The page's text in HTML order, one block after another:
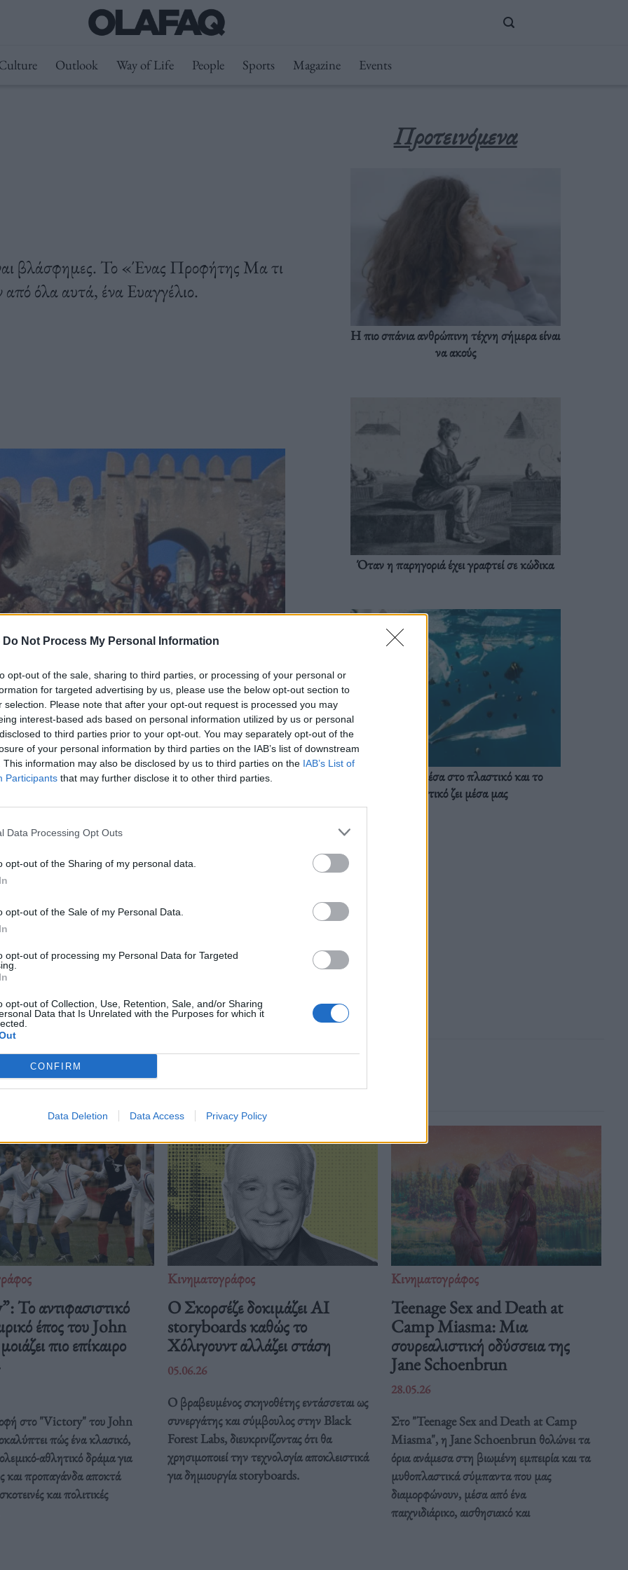
Do Not Process My Personal Information
opt-out of the sale, sharing to third parties, or processing of your personal or
for targeted advertising by us, please use the below opt-out section to
selection. Please note that after your opt-out request is processed you may
interest-based ads based on personal information utilized by us or personal
to third parties prior to your opt-out. You may separately opt-out of the
of your personal information by third parties on the IAB’s list of downstream
This information may also be disclosed by us to third parties on the IAB’s List of
Participants that may further disclose it to other third parties.
Data Processing Opt Outs
opt-out of the Sharing of my personal data.
opt-out of the Sale of my Personal Data.
opt-out of processing my Personal Data for Targeted
opt-out of Collection, Use, Retention, Sale, and/or Sharing
Data that Is Unrelated with the Purposes for which it
CONFIRM
Data Deletion Data Access Privacy Policy
Outlook Way of Life People Sports Magazine Events
βλάσφημες. Το «Ένας Προφήτης Μα τι
όλα αυτά, ένα Ευαγγέλιο.
είναι βλάσφημες. Το «Ένας Προφήτης
πριν από όλα αυτά, ένα Ευαγγέλιο.
side of life,Life of Brian,Κινηματογράφος ,Μόντι Πάιθον
Προτεινόμενα
Η πιο σπάνια ανθρώπινη τέχνη σήμερα είναι
να ακούς
Όταν η παρηγοριά έχει γραφτεί σε κώδικα
Ζούμε ήδη μέσα στο πλαστικό και το
πλαστικό ζει μέσα μας
Δείτε επίσης
Το αντιφασιστικό
έπος του John
πιο επίκαιρο
στο "Victory" του John
πώς ένα κλασικό,
αθλητικό δράμα για
και προπαγάνδα αποκτά
και πολιτικές
Κινηματογράφος
Ο Σκορσέζε δοκιμάζει AI
storyboards καθώς το
Χόλιγουντ αλλάζει στάση
05.06.26
Ο βραβευμένος σκηνοθέτης εντάσσεται ως
συνεργάτης και σύμβουλος στην Black
Forest Labs, διευκρινίζοντας ότι θα
χρησιμοποιεί την τεχνολογία αποκλειστικά
για δημιουργία storyboards.
Κινηματογράφος
Teenage Sex and Death at
Camp Miasma: Μια
σουρεαλιστική οδύσσεια της
Jane Schoenbrun
28.05.26
Στο "Teenage Sex and Death at Camp
Miasma", η Jane Schoenbrun θολώνει τα
όρια ανάμεσα στη βιωμένη εμπειρία και τα
μυθοπλαστικά σύμπαντα που μας
διαμορφώνουν, μέσα από ένα
παιχνιδιάρικο, αισθησιακό και